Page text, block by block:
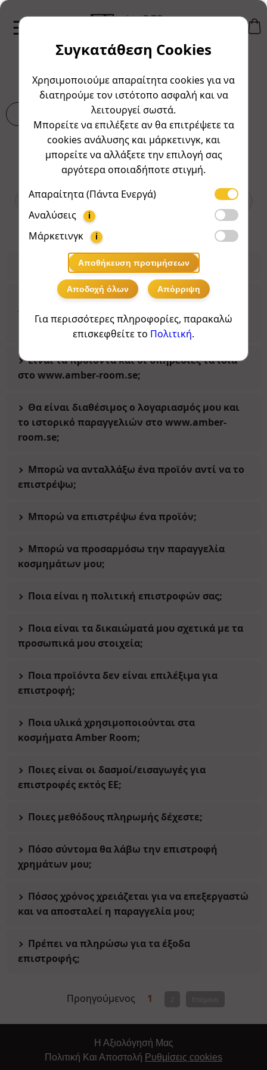
Συχνές Ερωτήσεις
Φίλτρο κατά κατηγορία:
Όλα Αποστολή Γενικά
Επιστροφές & Επιστροφές χρημάτων Παραγγελίες
Πληρωμές
Αποστέλλετε διεθνώς;
Γιατί μεταφέρθηκε το
www.amberstockholm.se στο www.amber-
Είναι τα προϊόντα και οι υπηρεσίες τα ίδια
στο www.amber-room.se;
Θα είναι διαθέσιμος ο λογαριασμός μου και
το ιστορικό παραγγελιών στο www.amber-
room.se;
Μπορώ να ανταλλάξω ένα προϊόν αντί να το
επιστρέψω;
Μπορώ να επιστρέψω ένα προϊόν;
Μπορώ να προσαρμόσω την παραγγελία
κοσμημάτων μου;
Ποια είναι η πολιτική επιστροφών σας;
Ποια είναι τα δικαιώματά μου σχετικά με τα
προσωπικά μου στοιχεία;
Ποια προϊόντα δεν είναι επιλέξιμα για
επιστροφή;
Ποια υλικά χρησιμοποιούνται στα
κοσμήματα Amber Room;
Ποιες είναι οι δασμοί/εισαγωγές για
επιστροφές εκτός ΕΕ;
Ποιες μεθόδους πληρωμής δέχεστε;
Πόσο σύντομα θα λάβω την επιστροφή
χρημάτων μου;
Πόσος χρόνος χρειάζεται για να επεξεργαστώ
και να αποσταλεί η παραγγελία μου;
Πρέπει να πληρώσω για τα έξοδα
επιστροφής;
Προηγούμενος 1 Επόμενο
Συγκατάθεση Cookies
Χρησιμοποιούμε απαραίτητα cookies για να
διατηρούμε τον ιστότοπο ασφαλή και να
λειτουργεί σωστά.
Μπορείτε να επιλέξετε αν θα επιτρέψετε τα
cookies ανάλυσης και μάρκετινγκ, και
μπορείτε να αλλάξετε την επιλογή σας
αργότερα οποιαδήποτε στιγμή.
Απαραίτητα (Πάντα Ενεργά)
Αναλύσεις
i
Μάρκετινγκ i
Αποθήκευση προτιμήσεων
Αποδοχή όλων Απόρριψη
Για περισσότερες πληροφορίες, παρακαλώ
επισκεφθείτε το Πολιτική.
Η Αξιολόγησή Μας
Πολιτική Και Αποστολή Ρυθμίσεις cookies